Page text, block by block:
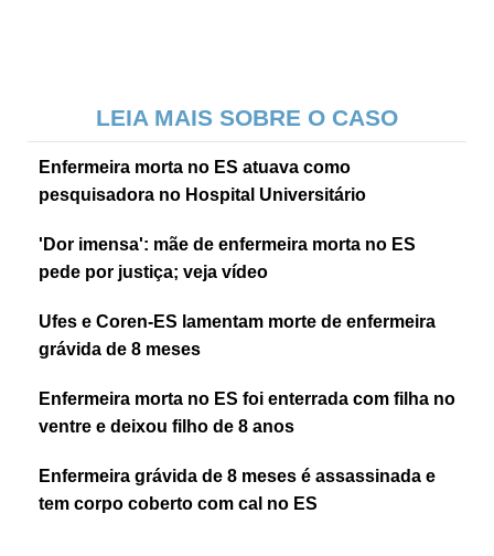
LEIA MAIS SOBRE O CASO
Enfermeira morta no ES atuava como
pesquisadora no Hospital Universitário
'Dor imensa': mãe de enfermeira morta no ES
pede por justiça; veja vídeo
Ufes e Coren-ES lamentam morte de enfermeira
grávida de 8 meses
Enfermeira morta no ES foi enterrada com filha no
ventre e deixou filho de 8 anos
Enfermeira grávida de 8 meses é assassinada e
tem corpo coberto com cal no ES